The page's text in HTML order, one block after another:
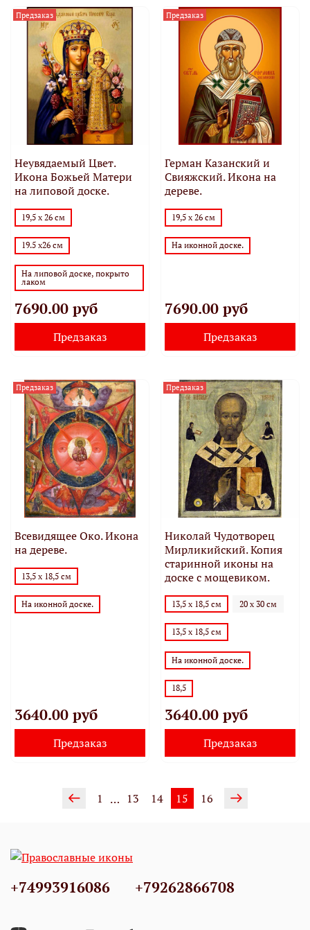
Предзаказ
Неувядаемый Цвет.
Икона Божьей Матери
на липовой доске.
19,5 х 26 см
19.5 х26 см
На липовой доске, покрыто
лаком
7690.00 руб
Предзаказ
Предзаказ
Герман Казанский и
Свияжский. Икона на
дереве.
19,5 х 26 см
На иконной доске.
7690.00 руб
Предзаказ
Предзаказ
Всевидящее Око. Икона
на дереве.
13,5 х 18,5 см
На иконной доске.
3640.00 руб
Предзаказ
Предзаказ
Николай Чудотворец
Мирликийский. Копия
старинной иконы на
доске с мощевиком.
13,5 х 18,5 см 20 х 30 см
13,5 х 18,5 см
На иконной доске.
18,5
3640.00 руб
Предзаказ
1 … 13 14 15 16
+74993916086 +79262866708